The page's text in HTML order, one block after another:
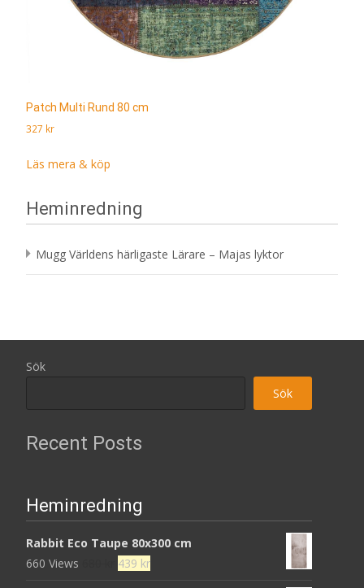
Patch Multi Rund 80 cm
327 kr
Läs mera & köp
Heminredning
Mugg Världens härligaste Lärare – Majas lyktor
Sök
Sök
Recent Posts
Heminredning
Rabbit Eco Taupe 80x300 cm
660 Views
Det
439 krDet